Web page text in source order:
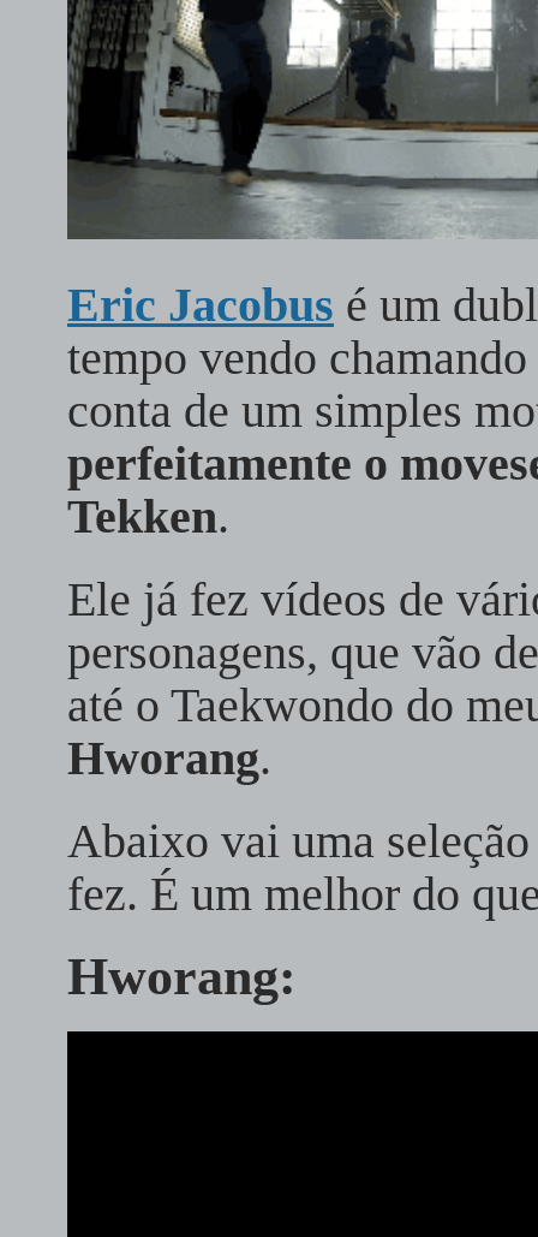
Eric Jacobus é um
tempo vendo
conta de um simples
perfeitamente o
Tekken.
Ele já fez vídeos de
personagens, que vão
até o Taekwondo do
Hworang.
Abaixo vai uma
fez. É um melhor do
Hworang: